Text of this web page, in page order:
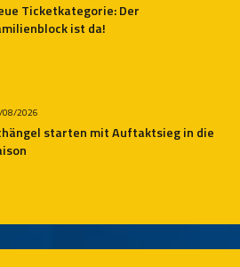
Ticketkategorie: Der
ist da!
2026
starten mit Auftaktsieg in die